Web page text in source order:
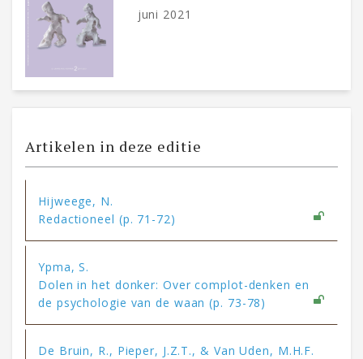
juni 2021
Artikelen in deze editie
Hijweege, N.
Redactioneel (p. 71-72)
Ypma, S.
Dolen in het donker: Over complot-denken en
de psychologie van de waan (p. 73-78)
De Bruin, R., Pieper, J.Z.T., & Van Uden, M.H.F.